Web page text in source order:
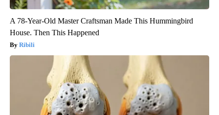
A 78-Year-Old Master Craftsman Made This Hummingbird
House. Then This Happened
Ribili